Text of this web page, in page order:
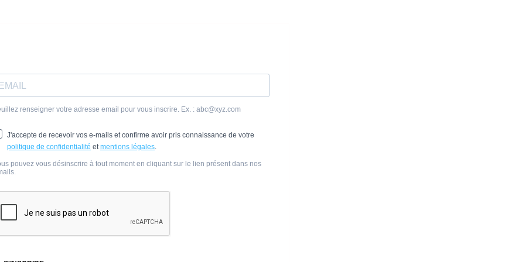
renseigner votre adresse email pour vous inscrire. Ex. : abc@xyz.com
J'accepte de recevoir vos e-mails et confirme avoir pris connaissance de votre
politique de confidentialité etmentions légales.
pouvez vous désinscrire à tout moment en cliquant sur le lien présent dans nos